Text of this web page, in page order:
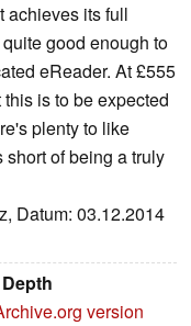
achieves its full
good enough to
eReader. At £555
is to be expected
plenty to like
short of being a truly
Datum: 03.12.2014
version